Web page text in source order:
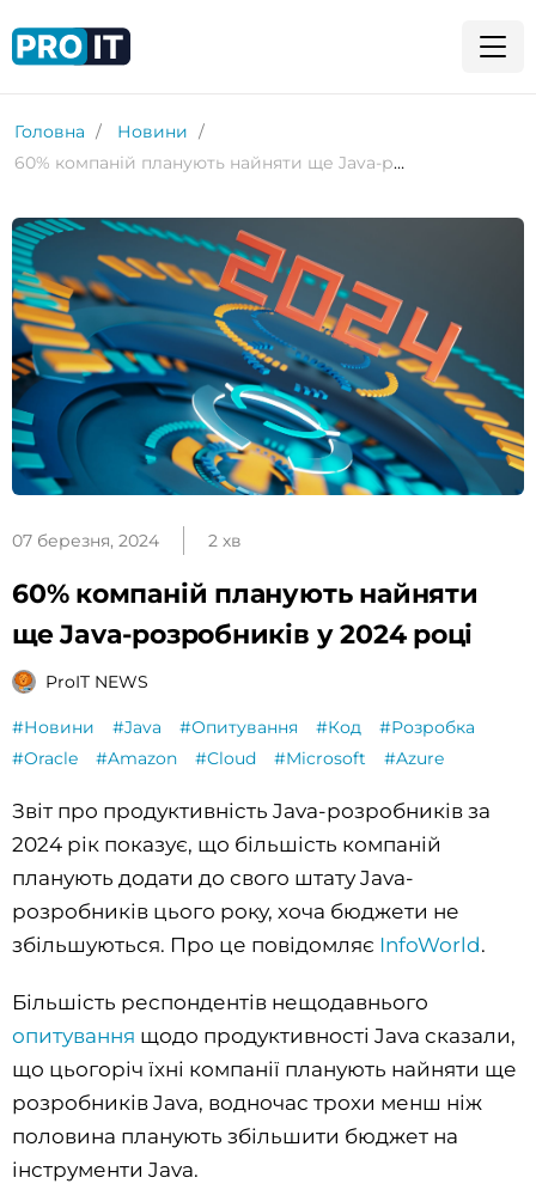
Головна
Новини
60% компаній планують найняти ще Java-розробників у 2024 році
07 березня, 2024 2 хв
60% компаній планують найняти
ще Java-розробників у 2024 році
ProIT NEWS
#Новини #Java #Опитування #Код
#Розробка
#Oracle
#Amazon #Cloud #Microsoft #Azure
Звіт про продуктивність Java-розробників за
2024 рік показує, що більшість компаній
планують додати до свого штату Java-
розробників цього року, хоча бюджети не
збільшуються. Про це повідомляє InfoWorld.
Більшість респондентів нещодавнього
опитування щодо продуктивності Java сказали,
що цьогоріч їхні компанії планують найняти ще
розробників Java, водночас трохи менш ніж
половина планують збільшити бюджет на
інструменти Java.